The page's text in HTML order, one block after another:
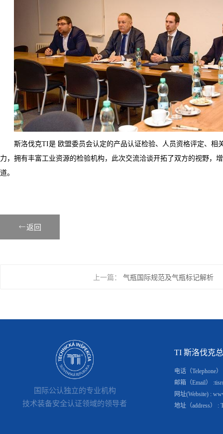
斯洛伐克TI是 欧盟委员会认定的产品认证检验、人员资格评定、
力，拥有丰富工业资源的检验机构，此次交流洽谈开拓了双方的视野，
道。
返回
上一篇： 气瓶国际规范及气瓶标记解析
国际公认独立的专业机构
技术装备安全认证领域的领导者
TI 斯洛伐克
电话（Telephone
邮箱（Email）
网址(Website) :
地址（address） :